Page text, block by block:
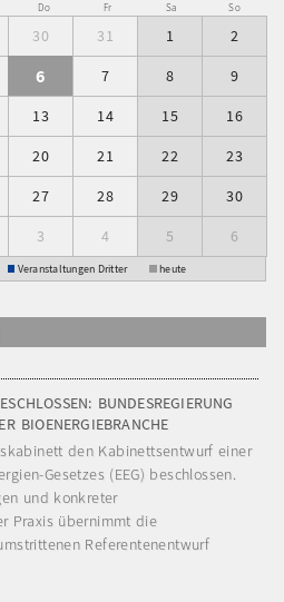
Do Fr Sa So
30 31 1 2
6 7 8 9
13 14 15 16
20 21 22 23
27 28 29 30
3 4 5 6
Veranstaltungen Dritter heute
BUNDESREGIERUNG
BIOENERGIEBRANCHE
den Kabinettsentwurf einer
Gesetzes (EEG) beschlossen.
und konkreter
Praxis übernimmt die
Referentenentwurf